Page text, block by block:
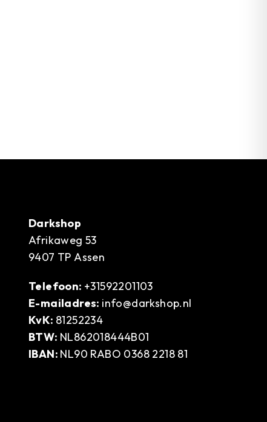
Darkshop
Afrikaweg 53
9407 TP Assen
Telefoon: +31592201103
E-mailadres: info@darkshop.nl
KvK: 81252234
BTW: NL862018444B01
IBAN: NL90 RABO 0368 2218 81